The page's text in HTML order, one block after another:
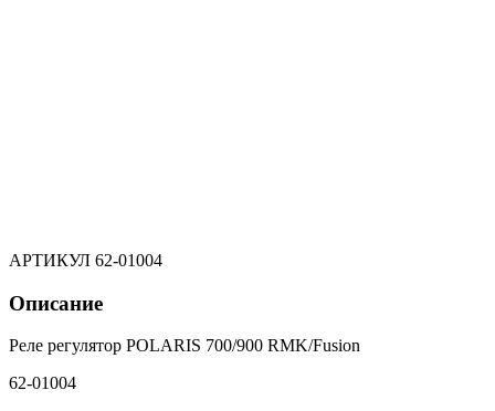
АРТИКУЛ 62-01004
Описание
Реле регулятор POLARIS 700/900 RMK/Fusion
62-01004